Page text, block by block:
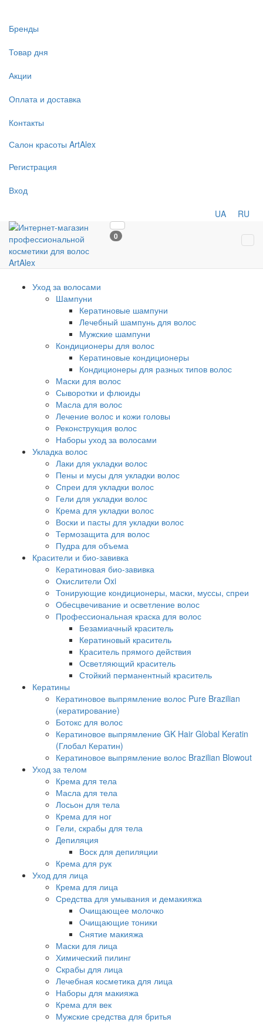
Бренды
Товар дня
Акции
Оплата и доставка
Контакты
Салон красоты ArtAlex
Регистрация
Вход
UA RU
0
Уход за волосами
Шампуни
Кератиновые шампуни
Лечебный шампунь для волос
Мужские шампуни
Кондиционеры для волос
Кератиновые кондиционеры
Кондиционеры для разных типов волос
Маски для волос
Сыворотки и флюиды
Масла для волос
Лечение волос и кожи головы
Реконструкция волос
Наборы уход за волосами
Укладка волос
Лаки для укладки волос
Пены и мусы для укладки волос
Спреи для укладки волос
Гели для укладки волос
Крема для укладки волос
Воски и пасты для укладки волос
Термозащита для волос
Пудра для объема
Красители и био-завивка
Кератиновая био-завивка
Окислители Oxi
Тонирующие кондиционеры, маски, муссы, спреи
Обесцвечивание и осветление волос
Профессиональная краска для волос
Безамиачный краситель
Кератиновый краситель
Краситель прямого действия
Осветляющий краситель
Стойкий перманентный краситель
Кератины
Кератиновое выпрямление волос Pure Brazilian
(кератирование)
Ботокс для волос
Кератиновое выпрямление GK Hair Global Keratin
(Глобал Кератин)
Кератиновое выпрямление волос Brazilian Blowout
Уход за телом
Крема для тела
Масла для тела
Лосьон для тела
Крема для ног
Гели, скрабы для тела
Депиляция
Воск для депиляции
Крема для рук
Уход для лица
Крема для лица
Средства для умывания и демакияжа
Очищающее молочко
Очищающие тоники
Снятие макияжа
Маски для лица
Химический пилинг
Скрабы для лица
Лечебная косметика для лица
Наборы для макияжа
Крема для век
Мужские средства для бритья